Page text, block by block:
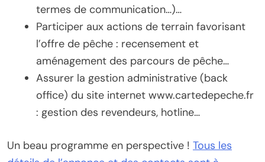
termes de communication…)…
Participer aux actions de terrain favorisant
l’offre de pêche : recensement et
aménagement des parcours de pêche…
Assurer la gestion administrative (back
office) du site internet www.cartedepeche.fr
: gestion des revendeurs, hotline…
Un beau programme en perspective ! Tous les